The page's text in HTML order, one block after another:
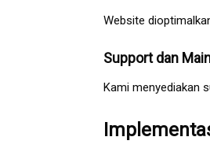
Website
Support dan
Kami menyediakan